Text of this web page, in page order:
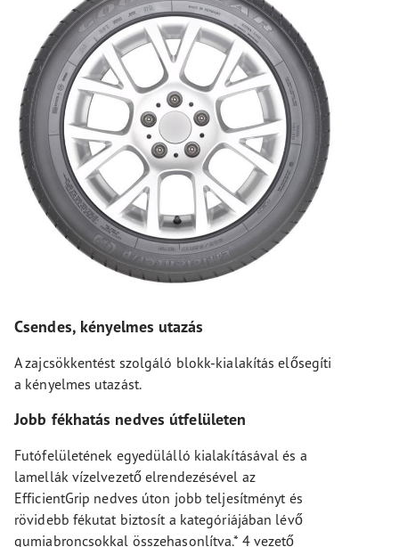
Csendes, kényelmes utazás
A zajcsökkentést szolgáló blokk-kialakítás elősegíti
a kényelmes utazást.
Jobb fékhatás nedves útfelületen
Futófelületének egyedülálló kialakításával és a
lamellák vízelvezető elrendezésével az
EfficientGrip nedves úton jobb teljesítményt és
rövidebb fékutat biztosít a kategóriájában lévő
gumiabroncsokkal összehasonlítva.* 4 vezető